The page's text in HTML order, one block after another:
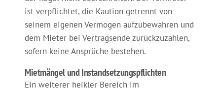
ist verpflichtet, die Kaution getrennt von
seinem eigenen Vermögen aufzubewahren und
dem Mieter bei Vertragsende zurückzuzahlen,
sofern keine Ansprüche bestehen.
Mietmängel und Instandsetzungspflichten
Ein weiterer heikler Bereich im